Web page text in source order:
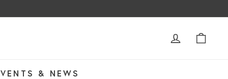
ACCOUNT
& NEWS